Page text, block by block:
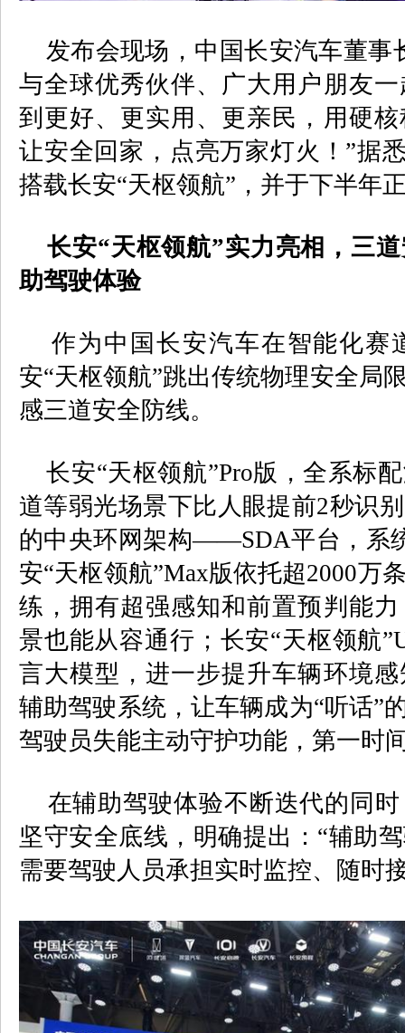
发布会现场，中国长安汽车董事
与全球优秀伙伴、广大用户朋友
到更好、更实用、更亲民，用硬
让安全回家，点亮万家灯火！”据
搭载长安“天枢领航”，并于下半年
长安“天枢领航”实力亮相，三
助驾驶体验
作为中国长安汽车在智能化赛
安“天枢领航”跳出传统物理安全局
感三道安全防线。
长安“天枢领航”Pro版，全系标
道等弱光场景下比人眼提前2秒识
的中央环网架构——SDA平台，系
安“天枢领航”Max版依托超2000万
练，拥有超强感知和前置预判能
景也能从容通行；长安“天枢领航
言大模型，进一步提升车辆环境
辅助驾驶系统，让车辆成为“听话”
驾驶员失能主动守护功能，第一时
在辅助驾驶体验不断迭代的同时
坚守安全底线，明确提出：“辅助
需要驾驶人员承担实时监控、随时